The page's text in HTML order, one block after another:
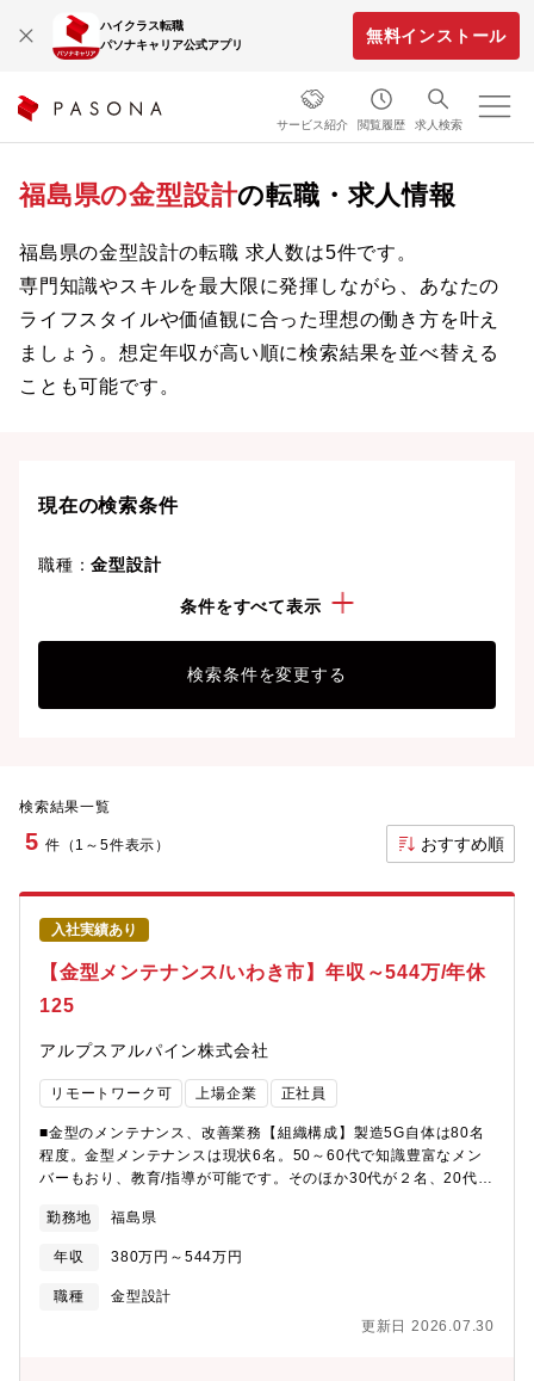
ハイクラス転職
パソナキャリア公式アプリ
無料インストール
サービス紹介 閲覧履歴 求人検索
福島県の金型設計の転職・求人情報
福島県の金型設計の転職 求人数は5件です。
専門知識やスキルを最大限に発揮しながら、あなたの
ライフスタイルや価値観に合った理想の働き方を叶え
ましょう。想定年収が高い順に検索結果を並べ替える
ことも可能です。
現在の検索条件
職種：金型設計
条件をすべて表示
検索条件を変更する
検索結果一覧
5 件（1～5件表示） おすすめ順
入社実績あり
【金型メンテナンス/いわき市】年収～544万/年休
125
アルプスアルパイン株式会社
リモートワーク可 上場企業 正社員
■金型のメンテナンス、改善業務【組織構成】製造5G自体は80名
程度。金型メンテナンスは現状6名。50～60代で知識豊富なメン
バーもおり、教育/指導が可能です。そのほか30代が２名、20代が
勤務地
福島県
年収 380万円～544万円
職種
金型設計
更新日 2026.07.30